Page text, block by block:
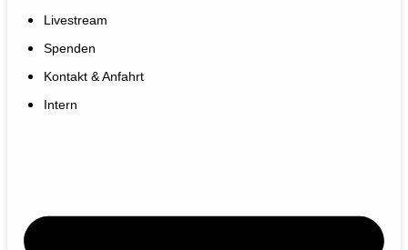
Livestream
Spenden
Kontakt & Anfahrt
Intern